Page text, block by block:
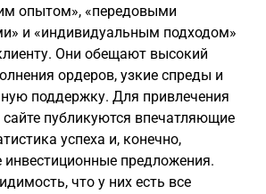
опытом», «передовыми
и «индивидуальным подходом»
Они обещают высокий
ордеров, узкие спреды и
поддержку. Для привлечения
сайте публикуются впечатляющие
успеха и, конечно,
предложения.
что у них есть все